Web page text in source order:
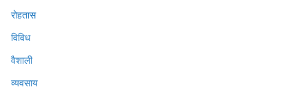
रोहतास
विविध
वैशाली
व्यवसाय